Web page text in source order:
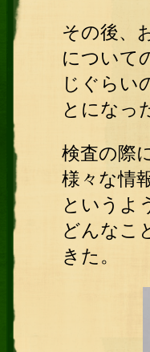
その後、
について
じぐらい
とになっ
検査の際
様々な情
というよ
どんなこ
きた。